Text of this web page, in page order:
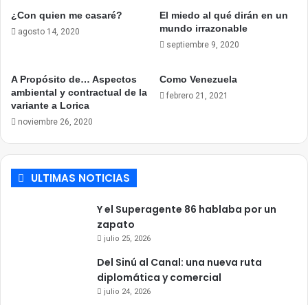
¿Con quien me casaré?
agosto 14, 2020
El miedo al qué dirán en un
mundo irrazonable
septiembre 9, 2020
A Propósito de… Aspectos
ambiental y contractual de la
variante a Lorica
noviembre 26, 2020
Como Venezuela
febrero 21, 2021
ULTIMAS NOTICIAS
Y el Superagente 86 hablaba por un
zapato
julio 25, 2026
Del Sinú al Canal: una nueva ruta
diplomática y comercial
julio 24, 2026